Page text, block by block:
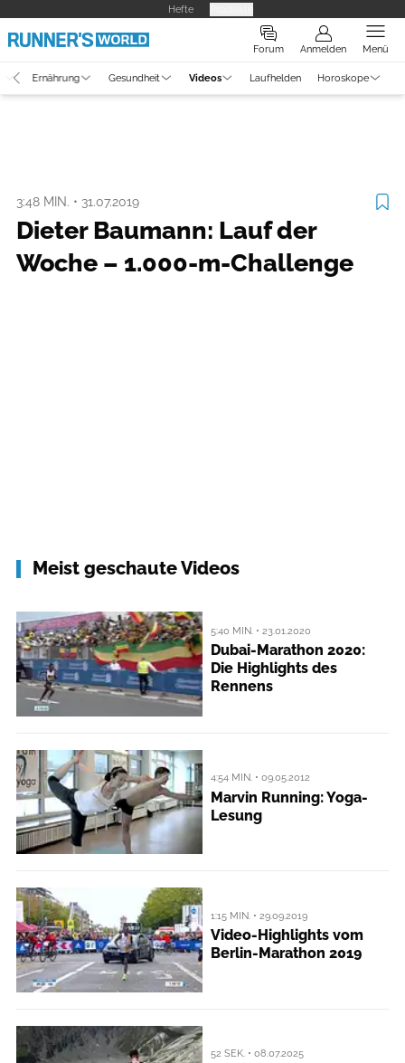
Hefte
Forum Anmelden Menü
Ernährung Gesundheit Videos Laufhelden Horoskope
3:48 MIN. • 31.07.2019
Dieter Baumann: Lauf der
Woche – 1.000-m-Challenge
Meist geschaute Videos
5:40 MIN. • 23.01.2020
Dubai-Marathon 2020:
Die Highlights des
Rennens
4:54 MIN. • 09.05.2012
Marvin Running: Yoga-
Lesung
1:15 MIN. • 29.09.2019
Video-Highlights vom
Berlin-Marathon 2019
52 SEK. • 08.07.2025